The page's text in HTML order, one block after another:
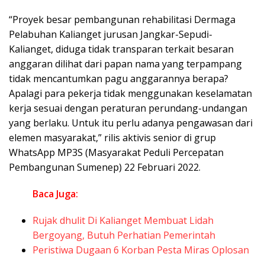
“Proyek besar pembangunan rehabilitasi Dermaga
Pelabuhan Kalianget jurusan Jangkar-Sepudi-
Kalianget, diduga tidak transparan terkait besaran
anggaran dilihat dari papan nama yang terpampang
tidak mencantumkan pagu anggarannya berapa?
Apalagi para pekerja tidak menggunakan keselamatan
kerja sesuai dengan peraturan perundang-undangan
yang berlaku. Untuk itu perlu adanya pengawasan dari
elemen masyarakat,” rilis aktivis senior di grup
WhatsApp MP3S (Masyarakat Peduli Percepatan
Pembangunan Sumenep) 22 Februari 2022.
Baca Juga:
Rujak dhulit Di Kalianget Membuat Lidah
Bergoyang, Butuh Perhatian Pemerintah
Peristiwa Dugaan 6 Korban Pesta Miras Oplosan